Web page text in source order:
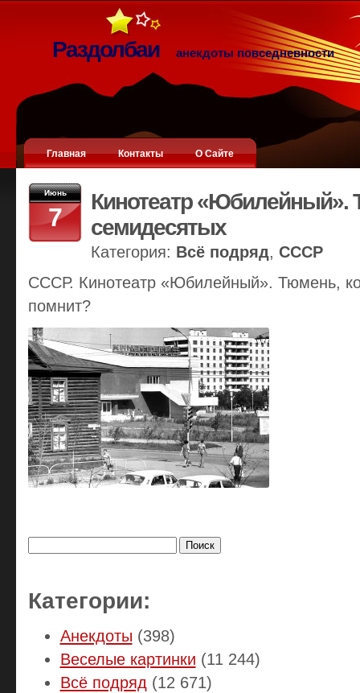
Раздолбаи анекдоты повседневности
Главная Контакты О Сайте
Июнь
7
Кинотеатр «Юбилейный».
семидесятых
Категория: Всё подряд, СССР
СССР. Кинотеатр «Юбилейный». Тюмень,
помнит?
Категории:
Анекдоты (398)
Веселые картинки (11 244)
Всё подряд (12 671)